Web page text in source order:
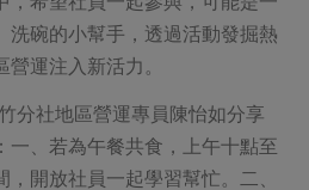
個人清潔
織品
圖書禮品
洗碗的小幫手，透過活動發掘熱
運注入新活力。
分社地區營運專員陳怡如分享
一、若為午餐共食，上午十點至
開放社員一起學習幫忙。二、